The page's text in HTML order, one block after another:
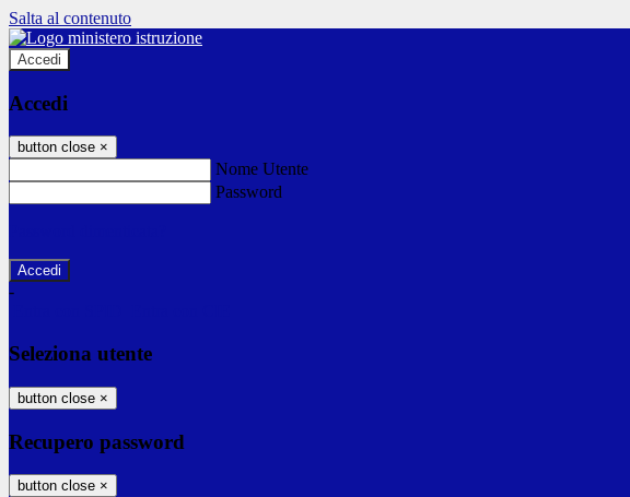
Salta al contenuto
Accedi
Accedi
button close ×
Nome Utente
Password
-
Seleziona utente
button close ×
Recupero password
button close ×